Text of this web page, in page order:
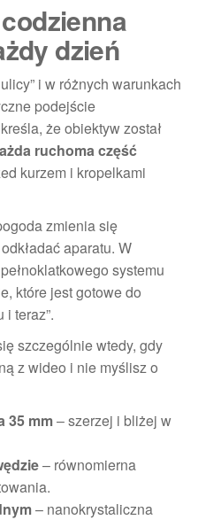
dzień
i w różnych warunkach
podejście
że obiektyw został
ruchoma część
kurzem i kropelkami
zmienia się
aparatu. W
systemu
które jest gotowe do
i teraz”.
szczególnie wtedy, gdy
z wideo i nie myślisz o
35 mm– szerzej i bliżej w
– równomierna
– nanokrystaliczna